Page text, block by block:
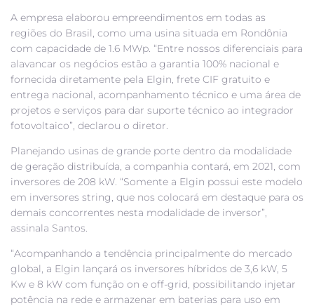
A empresa elaborou empreendimentos em todas as
regiões do Brasil, como uma usina situada em Rondônia
com capacidade de 1.6 MWp. “Entre nossos diferenciais para
alavancar os negócios estão a garantia 100% nacional e
fornecida diretamente pela Elgin, frete CIF gratuito e
entrega nacional, acompanhamento técnico e uma área de
projetos e serviços para dar suporte técnico ao integrador
fotovoltaico”, declarou o diretor.
Planejando usinas de grande porte dentro da modalidade
de geração distribuída, a companhia contará, em 2021, com
inversores de 208 kW. “Somente a Elgin possui este modelo
em inversores string, que nos colocará em destaque para os
demais concorrentes nesta modalidade de inversor”,
assinala Santos.
“Acompanhando a tendência principalmente do mercado
global, a Elgin lançará os inversores híbridos de 3,6 kW, 5
Kw e 8 kW com função on e off-grid, possibilitando injetar
potência na rede e armazenar em baterias para uso em